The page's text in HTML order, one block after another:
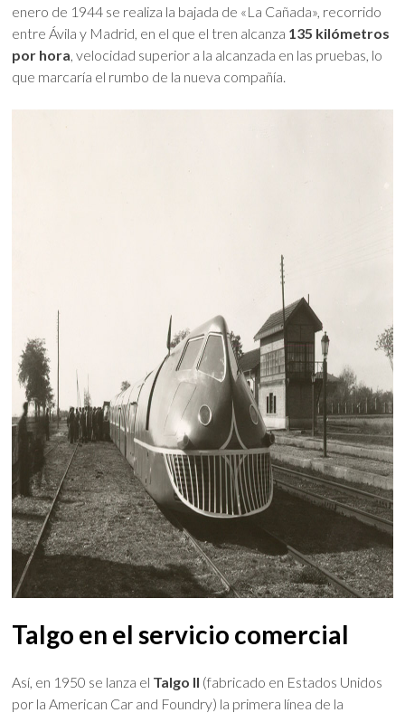
enero de 1944 se realiza la bajada de «La Cañada», recorrido
entre Ávila y Madrid, en el que el tren alcanza 135 kilómetros
por hora, velocidad superior a la alcanzada en las pruebas, lo
que marcaría el rumbo de la nueva compañía.
Talgo en el servicio comercial
Así, en 1950 se lanza el Talgo II (fabricado en Estados Unidos
por la American Car and Foundry) la primera línea de la